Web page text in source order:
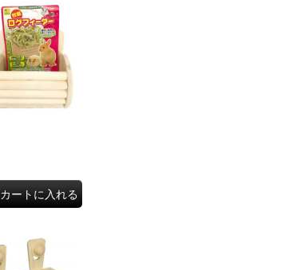
カートに入れる